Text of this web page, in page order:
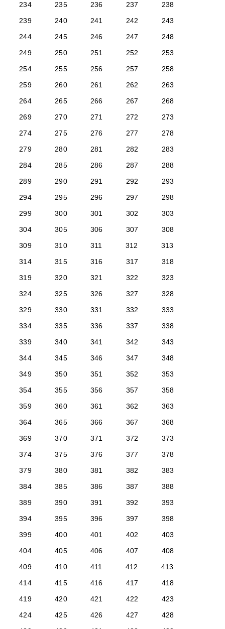
234
235 236 237
238
239
240 241 242
243
244
245 246 247
248
249
250 251 252
253
254
255 256 257
258
259
260 261 262
263
264
265 266 267
268
269
270 271 272
273
274
275 276 277
278
279
280 281 282
283
284
285 286 287
288
289
290 291 292
293
294
295 296 297
298
299
300 301 302
303
304
305 306 307
308
309
310 311 312
313
314
315 316 317
318
319
320 321 322
323
324
325 326 327
328
329
330 331 332
333
334
335 336 337
338
339
340 341 342
343
344
345 346 347
348
349
350 351 352
353
354
355 356 357
358
359
360 361 362
363
364
365 366 367
368
369
370 371 372
373
374
375 376 377
378
379
380 381 382
383
384
385 386 387
388
389
390 391 392
393
394
395 396 397
398
399
400 401 402
403
404
405 406 407
408
409
410 411 412
413
414
415 416 417
418
419
420 421 422
423
424
425 426 427
428